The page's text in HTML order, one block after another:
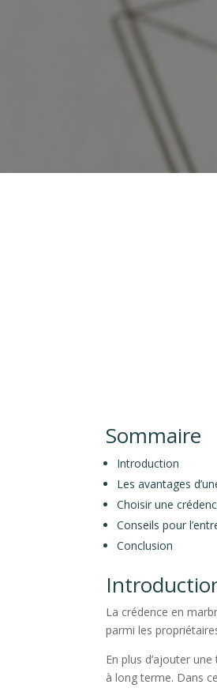
Sommaire
Introduction
Les avantages
Choisir une
Conseils pour
Conclusion
La crédence en
parmi les
En plus d’ajouter
à long terme. Dans